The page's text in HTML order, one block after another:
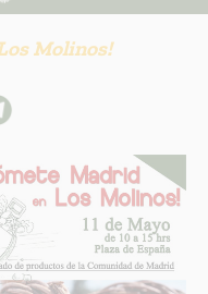
Molinos!
link